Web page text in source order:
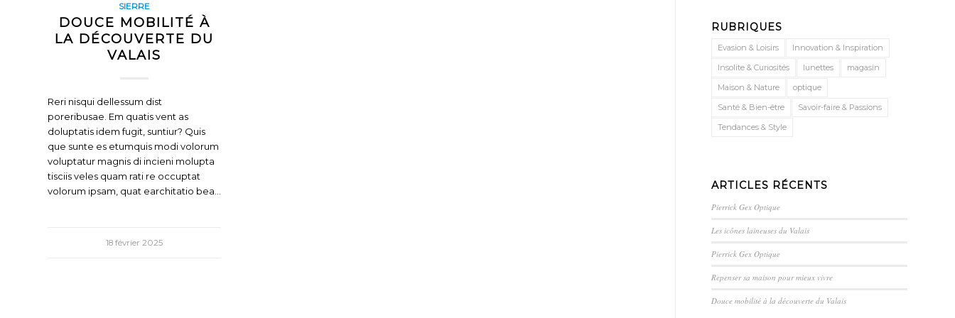
SIERRE
DOUCE MOBILITÉ À
LA DÉCOUVERTE DU
VALAIS
Reri nisqui dellessum dist
poreribusae. Em quatis vent as
doluptatis idem fugit, suntiur? Quis
que sunte es etumquis modi volorum
voluptatur magnis di incieni molupta
tisciis veles quam rati re occuptat
volorum ipsam, quat earchitatio bea…
18 février 2025
RUBRIQUES
Evasion & Loisirs
Innovation & Inspiration
Insolite & Curiosités
lunettes
magasin
Maison & Nature
optique
Santé & Bien-être
Savoir-faire & Passions
Tendances & Style
ARTICLES RÉCENTS
Pierrick Gex Optique
Les icônes laineuses du Valais
Pierrick Gex Optique
Repenser sa maison pour mieux vivre
Douce mobilité à la découverte du Valais